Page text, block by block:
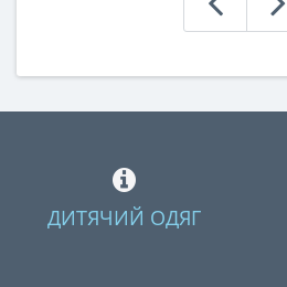
ДИТЯЧИЙ ОДЯГ